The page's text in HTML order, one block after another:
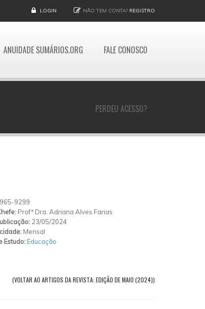
LOGIN NÃO TEM CONTA? REGISTRO
ANUIDADE SUMÁRIOS.ORG FALE CONOSCO
PERDEU ACESSO?
9299
Profª Dra. Adriana Alves Farias
23/05/2024
Mensal
Estudo:Educação
(VOLTAR AO ARTIGOS DA REVISTA: EDIÇÃO DE MAIO (2024))